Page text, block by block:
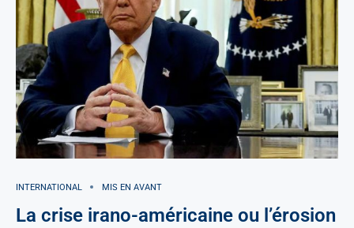
INTERNATIONAL MIS EN AVANT
La crise irano-américaine ou l’érosion